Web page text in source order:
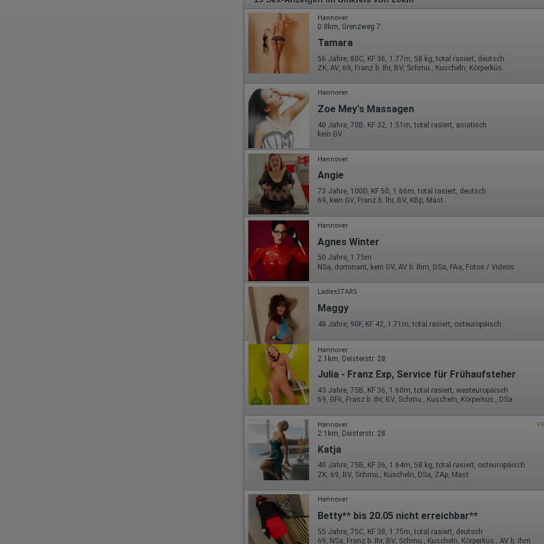
Hannover
0.8km, Grenzweg 7
Tamara
56 Jahre, 80C, KF 36, 1.77m, 58 kg, total rasiert, deutsch
ZK, AV, 69, Franz b. Ihr, BV, Schmu., Kuscheln, Körperküs.
Hannover
Zoe Mey's Massagen
40 Jahre, 70B, KF 32, 1.51m, total rasiert, asiatisch
kein GV
Hannover
Angie
73 Jahre, 100D, KF 50, 1.66m, total rasiert, deutsch
69, kein GV, Franz b. Ihr, BV, KBp, Mast.
Hannover
Agnes Winter
50 Jahre, 1.75m
NSa, dominant, kein GV, AV b. Ihm, DSa, FAa, Fotos / Videos
LadiesSTARS
Maggy
48 Jahre, 90F, KF 42, 1.71m, total rasiert, osteuropäisch
Hannover
2.1km, Deisterstr. 28
Julia - Franz Exp, Service für Frühaufsteher
43 Jahre, 75B, KF 36, 1.60m, total rasiert, westeuropäisch
69, GF6, Franz b. Ihr, BV, Schmu., Kuscheln, Körperküs., DSa
Hannover
2.1km, Deisterstr. 28
Katja
40 Jahre, 75B, KF 36, 1.64m, 58 kg, total rasiert, osteuropäisch
ZK, 69, BV, Schmu., Kuscheln, DSa, ZAp, Mast.
Hannover
Betty** bis 20.05 nicht erreichbar**
55 Jahre, 75C, KF 38, 1.75m, total rasiert, deutsch
69, NSa, Franz b. Ihr, BV, Schmu., Kuscheln, Körperküs., AV b. Ihm